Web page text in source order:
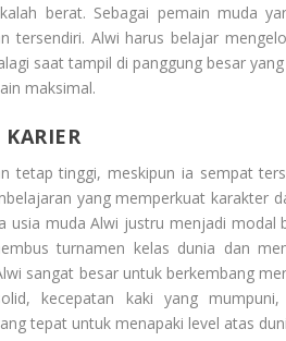
berat. Sebagai pemain muda
tersendiri. Alwi harus belajar
saat tampil di panggung besar
maksimal.
tetap tinggi, meskipun ia sempat
yang memperkuat karakter
muda Alwi justru menjadi modal
turnamen kelas dunia dan
sangat besar untuk berkembang
kecepatan kaki yang
tepat untuk menapaki level atas